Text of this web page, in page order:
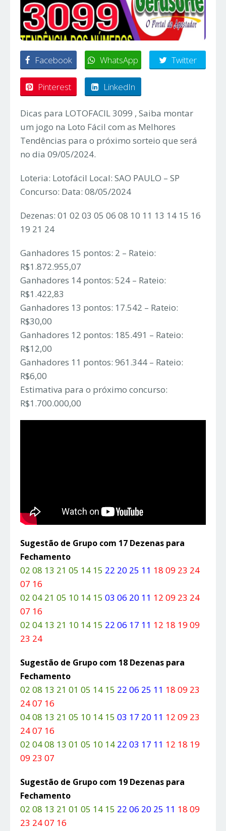
Facebook WhatsApp Twitter
Pinterest LinkedIn
Dicas para LOTOFACIL 3099 , Saiba montar
um jogo na Loto Fácil com as Melhores
Tendências para o próximo sorteio que será
no dia 09/05/2024.
Loteria: Lotofácil Local: SAO PAULO – SP
Concurso: Data: 08/05/2024
Dezenas: 01 02 03 05 06 08 10 11 13 14 15 16
19 21 24
Ganhadores 15 pontos: 2 – Rateio:
R$1.872.955,07
Ganhadores 14 pontos: 524 – Rateio:
R$1.422,83
Ganhadores 13 pontos: 17.542 – Rateio:
R$30,00
Ganhadores 12 pontos: 185.491 – Rateio:
R$12,00
Ganhadores 11 pontos: 961.344 – Rateio:
R$6,00
Estimativa para o próximo concurso:
R$1.700.000,00
Sugestão de Grupo com 17 Dezenas para
Fechamento
02 08 13 21 05 14 15 22 20 25 11 18 09 23 24
07 16
02 04 21 05 10 14 15 03 06 20 11 12 09 23 24
07 16
02 04 13 21 10 14 15 22 06 17 11 12 18 19 09
23 24
Sugestão de Grupo com 18 Dezenas para
Fechamento
02 08 13 21 01 05 14 15 22 06 25 11 18 09 23
24 07 16
04 08 13 21 05 10 14 15 03 17 20 11 12 09 23
24 07 16
02 04 08 13 01 05 10 14 22 03 17 11 12 18 19
09 23 07
Sugestão de Grupo com 19 Dezenas para
Fechamento
02 08 13 21 01 05 14 15 22 06 20 25 11 18 09
23 24 07 16